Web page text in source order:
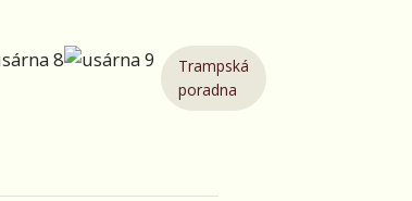
Trampská
poradna